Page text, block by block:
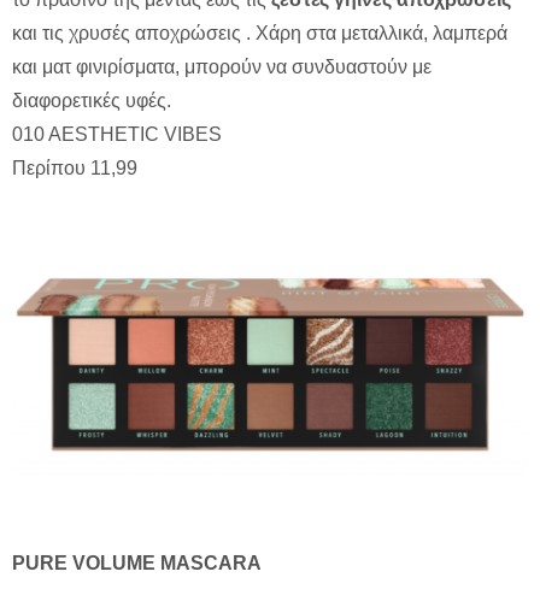
και τις χρυσές αποχρώσεις . Χάρη στα μεταλλικά, λαμπερά
και ματ φινιρίσματα, μπορούν να συνδυαστούν με
διαφορετικές υφές.
010 AESTHETIC VIBES
Περίπου 11,99
PURE VOLUME MASCARA